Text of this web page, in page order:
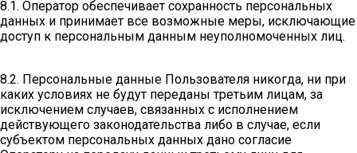
8.1. Оператор обеспечивает сохранность персональных
данных и принимает все возможные меры, исключающие
доступ к персональным данным неуполномоченных лиц.
8.2. Персональные данные Пользователя никогда, ни при
каких условиях не будут переданы третьим лицам, за
исключением случаев, связанных с исполнением
действующего законодательства либо в случае, если
субъектом персональных данных дано согласие